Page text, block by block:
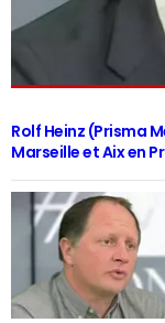
Rolf Heinz (Prisma
Marseille et Aix en